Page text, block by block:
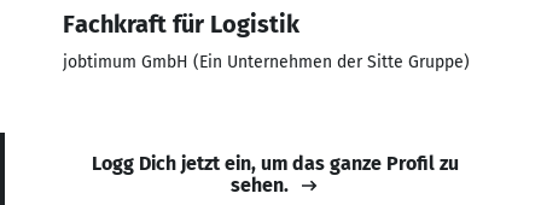
Fachkraft für Logistik
jobtimum GmbH (Ein Unternehmen der Sitte Gruppe)
Logg Dich jetzt ein, um das ganze Profil zu
sehen.